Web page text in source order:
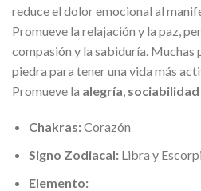
reduce el dolor emocional al
Promueve la relajación y la paz,
compasión y la sabiduría. Muchas
piedra para tener una vida más
Promueve la alegría sociabilidad
Chakras:Corazón
Signo Zodiacal: Libra y
Elemento: